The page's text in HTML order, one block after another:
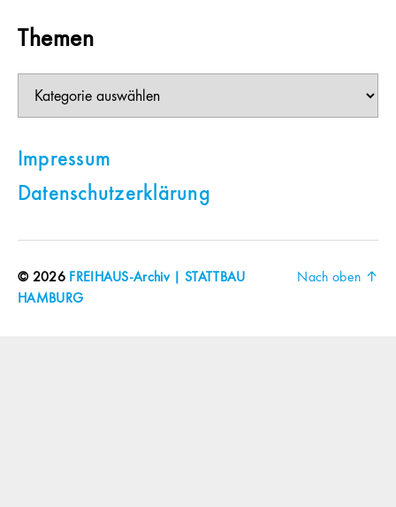
Themen
Impressum
Datenschutzerklärung
© 2026 FREIHAUS-Archiv | STATTBAU
HAMBURG
Nach oben ↑